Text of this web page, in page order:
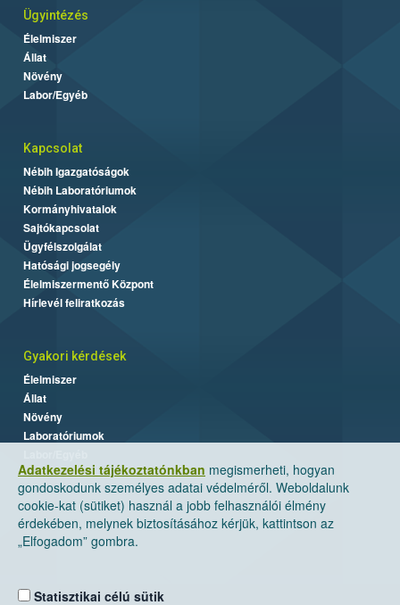
Adatkezelési tájékoztatónkban megismerheti, hogyan
gondoskodunk személyes adatai védelméről. Weboldalunk
cookie-kat (sütiket) használ a jobb felhasználói élmény
érdekében, melynek biztosításához kérjük, kattintson az
„Elfogadom” gombra.
Statisztikai célú sütik
Ügyintézés
Élelmiszer
Állat
Növény
Labor/Egyéb
Kapcsolat
Nébih Igazgatóságok
Nébih Laboratóriumok
Kormányhivatalok
Sajtókapcsolat
Ügyfélszolgálat
Hatósági jogsegély
Élelmiszermentő Központ
Hírlevél feliratkozás
Gyakori kérdések
Élelmiszer
Állat
Növény
Laboratóriumok